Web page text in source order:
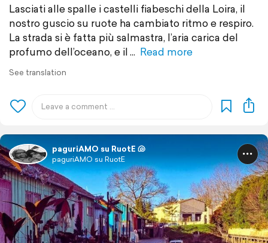
Lasciati alle spalle i castelli fiabeschi della Loira, il
nostro guscio su ruote ha cambiato ritmo e respiro.
La strada si è fatta più salmastra, l’aria carica del
profumo dell’oceano, e il
Read more
See translation
paguriAMO su RuotE 🐚
paguriAMO su RuotE